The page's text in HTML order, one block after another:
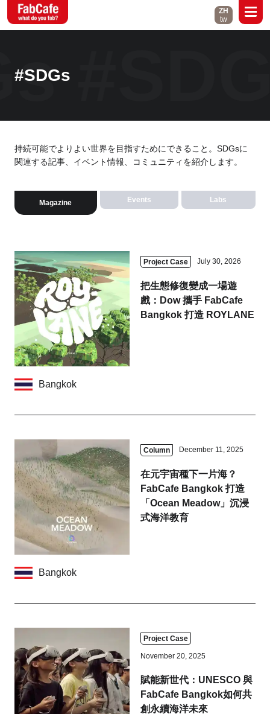
About
Hida
Osaka Nagoya
Chiba
Fukushima
Close
Business service
ZH
tw
#SDGs
持続可能でよりよい世界を目指すためにできること。SDGsに
関連する記事、イベント情報、コミュニティを紹介します。
Magazine Events Labs
Project Case July 30, 2026
把生態修復變成一場遊
戲：Dow 攜手 FabCafe
Bangkok 打造 ROYLANE
Bangkok
Column December 11, 2025
在元宇宙種下一片海？
FabCafe Bangkok 打造
「Ocean Meadow」沉浸
式海洋教育
Bangkok
Project Case
November 20, 2025
賦能新世代：UNESCO 與
FabCafe Bangkok如何共
創永續海洋未來